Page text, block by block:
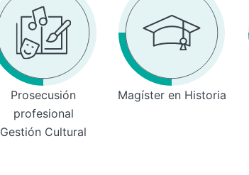
Prosecusión
profesional
Gestión Cultural
Magíster en Historia